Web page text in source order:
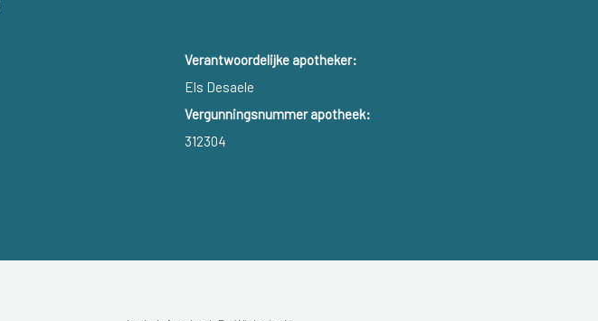
Verantwoordelijke apotheker:
Els Desaele
Vergunningsnummer apotheek:
312304